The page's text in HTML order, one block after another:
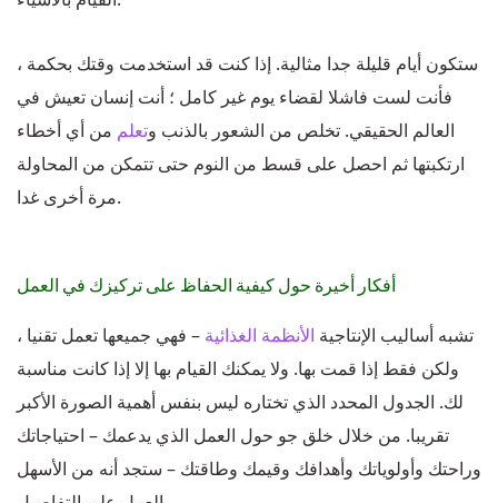
ستكون أيام قليلة جدا مثالية. إذا كنت قد استخدمت وقتك بحكمة ،
فأنت لست فاشلا لقضاء يوم غير كامل ؛ أنت إنسان تعيش في
العالم الحقيقي. تخلص من الشعور بالذنب وتعلم من أي أخطاء
ارتكبتها ثم احصل على قسط من النوم حتى تتمكن من المحاولة
مرة أخرى غدا.
أفكار أخيرة حول كيفية الحفاظ على تركيزك في العمل
تشبه أساليب الإنتاجية الأنظمة الغذائية – فهي جميعها تعمل تقنيا ،
ولكن فقط إذا قمت بها. ولا يمكنك القيام بها إلا إذا كانت مناسبة
لك. الجدول المحدد الذي تختاره ليس بنفس أهمية الصورة الأكبر
تقريبا. من خلال خلق جو حول العمل الذي يدعمك – احتياجاتك
وراحتك وأولوياتك وأهدافك وقيمك وطاقتك – ستجد أنه من الأسهل